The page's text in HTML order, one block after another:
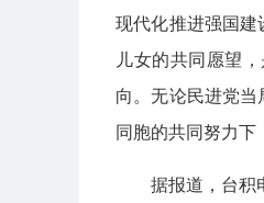
现代化推进强国建
儿女的共同愿望
向。无论民进党
同胞的共同努力下
据报道，台积